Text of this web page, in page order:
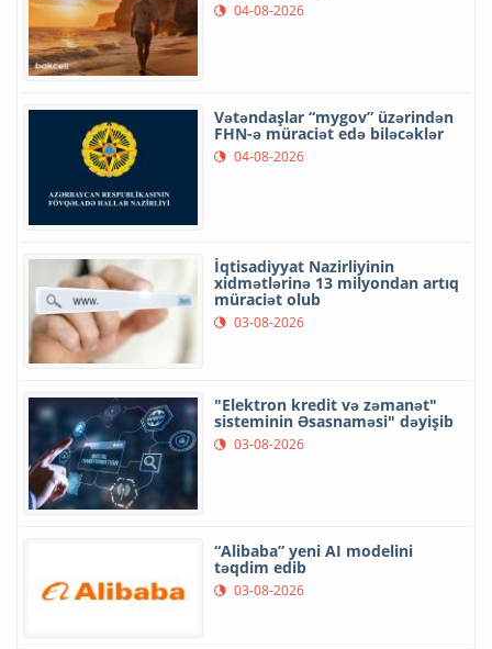
04-08-2026
Vətəndaşlar “mygov” üzərindən
FHN-ə müraciət edə biləcəklər
04-08-2026
İqtisadiyyat Nazirliyinin
xidmətlərinə 13 milyondan artıq
müraciət olub
03-08-2026
"Elektron kredit və zəmanət"
sisteminin Əsasnaməsi" dəyişib
03-08-2026
“Alibaba” yeni AI modelini
təqdim edib
03-08-2026